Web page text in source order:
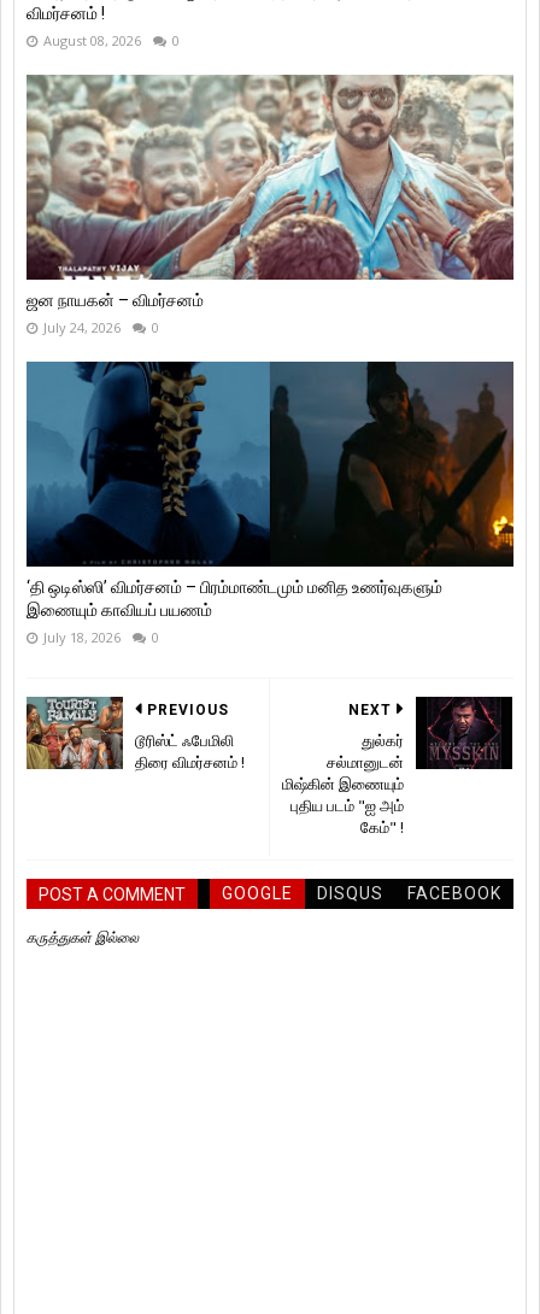
விமர்சனம் !
August 08, 2026 0
ஜன நாயகன் – விமர்சனம்
July 24, 2026 0
‘தி ஒடிஸ்ஸி’ விமர்சனம் – பிரம்மாண்டமும் மனித உணர்வுகளும்
இணையும் காவியப் பயணம்
July 18, 2026 0
NEXT
துல்கர்
சல்மானுடன்
மிஷ்கின் இணையும்
புதிய படம் "ஐ அம்
கேம்" !
PREVIOUS
டூரிஸ்ட் ஃபேமிலி
திரை விமர்சனம் !
POST A COMMENT GOOGLE DISQUS FACEBOOK
கருத்துகள் இல்லை